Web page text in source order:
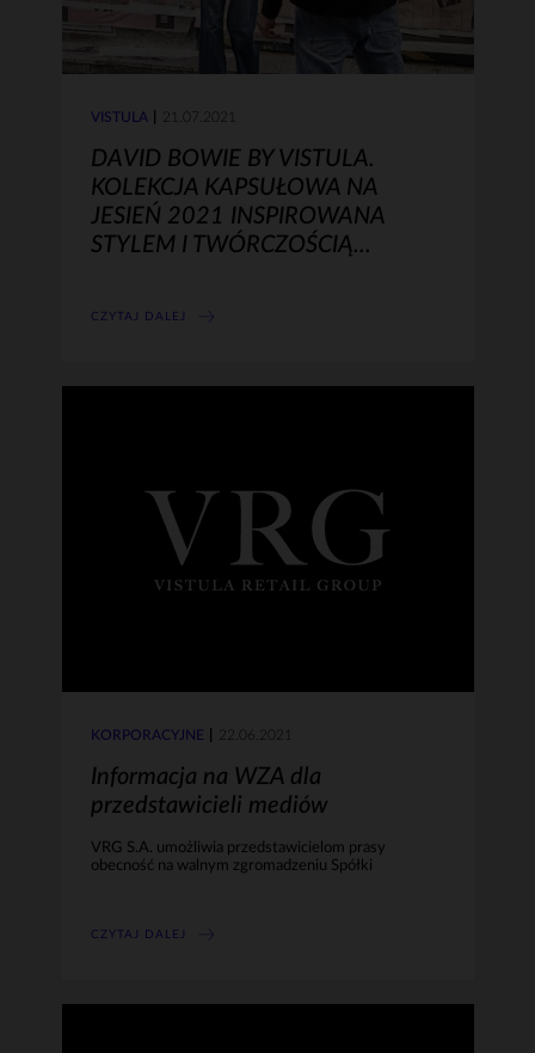
VISTULA 21.07.2021
DAVID BOWIE BY VISTULA.
KOLEKCJA KAPSUŁOWA NA
JESIEŃ 2021 INSPIROWANA
STYLEM I TWÓRCZOŚCIĄ...
CZYTAJ DALEJ
KORPORACYJNE 22.06.2021
Informacja na WZA dla
przedstawicieli mediów
VRG S.A. umożliwia przedstawicielom prasy
obecność na walnym zgromadzeniu Spółki
CZYTAJ DALEJ